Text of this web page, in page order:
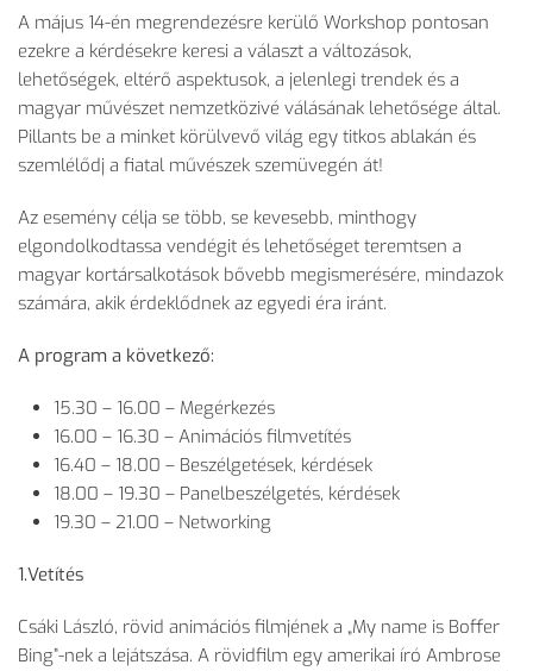
A május 14-én megrendezésre kerülő Workshop pontosan
ezekre a kérdésekre keresi a választ a változások,
lehetőségek, eltérő aspektusok, a jelenlegi trendek és a
magyar művészet nemzetközivé válásának lehetősége által.
Pillants be a minket körülvevő világ egy titkos ablakán és
szemlélődj a fiatal művészek szemüvegén át!
Az esemény célja se több, se kevesebb, minthogy
elgondolkodtassa vendégit és lehetőséget teremtsen a
magyar kortársalkotások bővebb megismerésére, mindazok
számára, akik érdeklődnek az egyedi éra iránt.
A program a következő:
15.30 – 16.00 – Megérkezés
16.00 – 16.30 – Animációs filmvetítés
16.40 – 18.00 – Beszélgetések, kérdések
18.00 – 19.30 – Panelbeszélgetés, kérdések
19.30 – 21.00 – Networking
1.Vetítés
Csáki László, rövid animációs filmjének a „My name is Boffer
Bing”-nek a lejátszása. A rövidfilm egy amerikai író Ambrose